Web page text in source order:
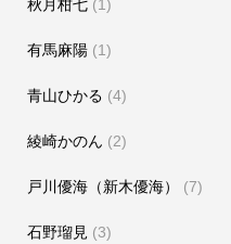
秋月柑七(1)
有馬麻陽(1)
青山ひかる (4)
綾崎かのん (2)
戸川優海（新木優海） (7)
石野瑠見 (3)